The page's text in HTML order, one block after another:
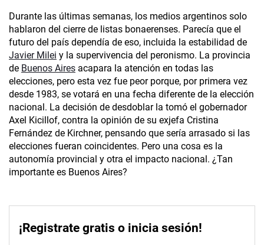
Durante las últimas semanas, los medios argentinos solo
hablaron del cierre de listas bonaerenses. Parecía que el
futuro del país dependía de eso, incluida la estabilidad de
Javier Milei y la supervivencia del peronismo. La provincia
de Buenos Aires acapara la atención en todas las
elecciones, pero esta vez fue peor porque, por primera vez
desde 1983, se votará en una fecha diferente de la elección
nacional. La decisión de desdoblar la tomó el gobernador
Axel Kicillof, contra la opinión de su exjefa Cristina
Fernández de Kirchner, pensando que sería arrasado si las
elecciones fueran coincidentes. Pero una cosa es la
autonomía provincial y otra el impacto nacional. ¿Tan
importante es Buenos Aires?
¡Registrate gratis o inicia sesión!